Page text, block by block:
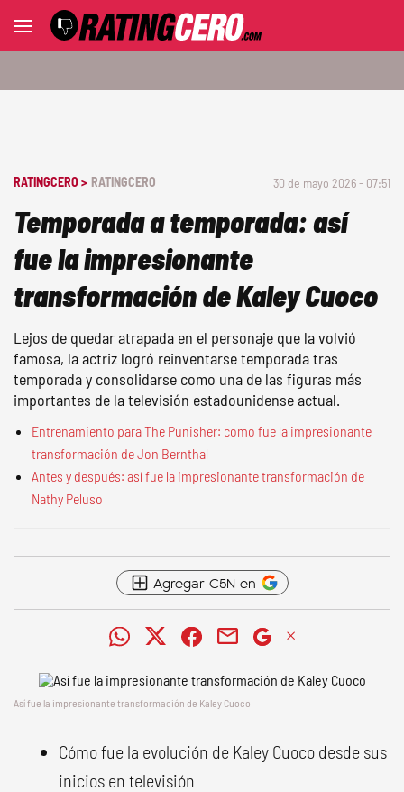
RATINGCERO > RATINGCERO 30 de mayo 2026 - 07:51
Temporada a temporada: así
fue la impresionante
transformación de Kaley Cuoco
Lejos de quedar atrapada en el personaje que la volvió
famosa, la actriz logró reinventarse temporada tras
temporada y consolidarse como una de las figuras más
importantes de la televisión estadounidense actual.
Entrenamiento para The Punisher: como fue la impresionante
transformación de Jon Bernthal
Antes y después: así fue la impresionante transformación de
Nathy Peluso
Agregar C5N en
Así fue la impresionante transformación de Kaley Cuoco
Cómo fue la evolución de Kaley Cuoco desde sus
inicios en televisión